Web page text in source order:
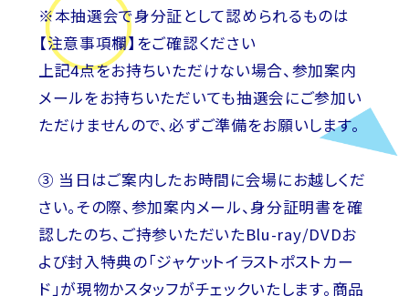
※本抽選会で身分証として認められるものは
【注意事項欄】をご確認ください
上記4点をお持ちいただけない場合、参加案内
メールをお持ちいただいても抽選会にご参加い
ただけませんので、必ずご準備をお願いします。
③ 当日はご案内したお時間に会場にお越しくだ
さい。その際、参加案内メール、身分証明書を確
認したのち、ご持参いただいたBlu-ray/DVDお
よび封入特典の「ジャケットイラストポストカー
ド」が現物かスタッフがチェックいたします。商品